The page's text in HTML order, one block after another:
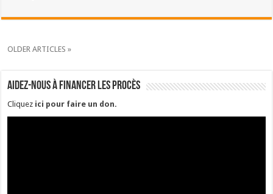
OLDER ARTICLES »
Aidez-nous à financer les procès
Cliquez ici pour faire un don.